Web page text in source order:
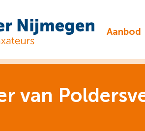
Aanbod
van